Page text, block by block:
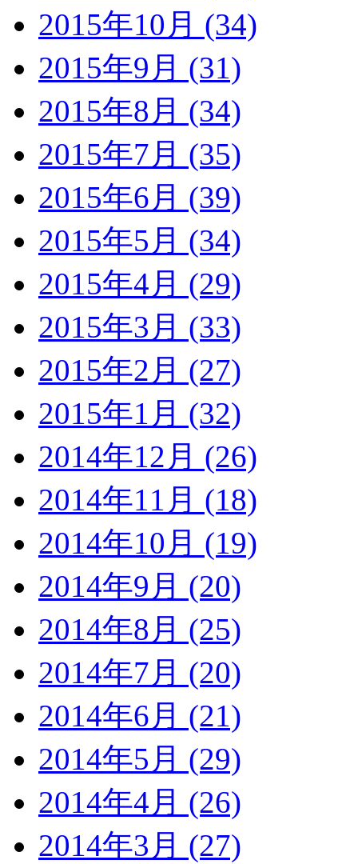
2015年10月 (34)
2015年9月 (31)
2015年8月 (34)
2015年7月 (35)
2015年6月 (39)
2015年5月 (34)
2015年4月 (29)
2015年3月 (33)
2015年2月 (27)
2015年1月 (32)
2014年12月 (26)
2014年11月 (18)
2014年10月 (19)
2014年9月 (20)
2014年8月 (25)
2014年7月 (20)
2014年6月 (21)
2014年5月 (29)
2014年4月 (26)
2014年3月 (27)